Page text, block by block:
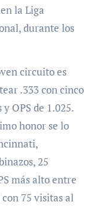
la Liga
durante los
circuito es
.333 con cinco
OPS de 1.025.
honor se lo
25
más alto entre
75 visitas al